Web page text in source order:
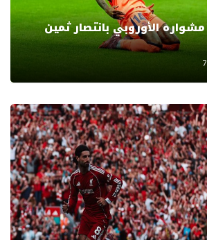
الأوروبي بانتصار ثمين